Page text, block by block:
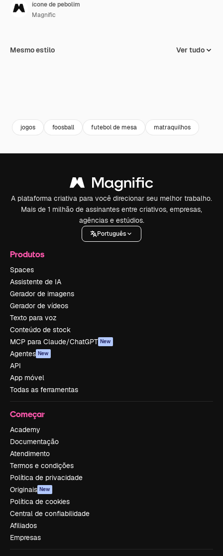
ícone de pebolim
Magnific
Mesmo estilo Ver tudo
jogos foosball futebol de mesa matraquilhos
A plataforma criativa para você direcionar seu melhor trabalho.
Mais de 1 milhão de assinantes entre criativos, empresas,
agências e estúdios.
Português
Produtos
Spaces
Assistente de IA
Gerador de imagens
Gerador de vídeos
Texto para voz
Conteúdo de stock
MCP para Claude/ChatGPT New
Agentes New
API
App móvel
Todas as ferramentas
Começar
Academy
Documentação
Atendimento
Termos e condições
Política de privacidade
Originais New
Política de cookies
Central de confiabilidade
Afiliados
Empresas